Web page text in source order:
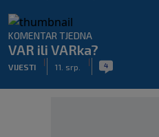
KOMENTAR TJEDNA
VAR ili VARka?
VIJESTI
|
11. srp.
| 4